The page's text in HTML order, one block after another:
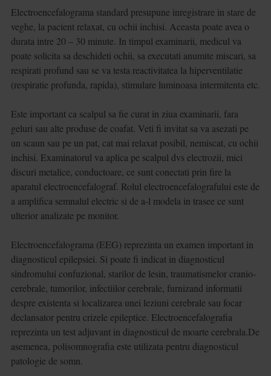
Electroencefalograma standard presupune inregistrare in stare de
veghe, la pacient relaxat, cu ochii inchisi. Aceasta poate avea o
durata intre 20 – 30 minute. In timpul examinarii, medicul va
poate solicita sa deschideti ochii, sa executati anumite miscari, sa
respirati profund sau se va testa reactivitatea la hiperventilatie
(respiratie profunda, rapida), stimulare luminoasa intermitenta etc.
Este important ca scalpul sa fie curat in ziua examinarii, fara
geluri sau alte produse de coafat. Veti fi invitat sa va asezati pe
un scaun sau pe un pat, cat mai relaxat posibil, nemiscat, cu ochii
inchisi. Examinatorul va aplica pe scalpul dvs electrozii, mici
discuri metalice, conductoare, ce sunt conectati prin fire la
aparatul electroencefalograf. Rolul electroencefalografului este de
a amplifica semnalul electric si de a-l modela in trasee ce sunt
ulterior analizate pe monitor.
Electroencefalograma (EEG) reprezinta un examen important in
diagnosticul epilepsiei. Si poate fi indicat in diagnosticul
sindromului confuzional, starilor de lesin, traumatismelor cranio-
cerebrale, tumorilor, infectiilor cerebrale, furnizand informatii
despre existenta si localizarea unei leziuni cerebrale sau focar
declansator pentru crizele epileptice. Electroencefalografia
reprezinta un test adjuvant in diagnosticul de moarte cerebrala.De
asemenea, polisomnografia este utilizata pentru diagnosticul
patologie de somn.